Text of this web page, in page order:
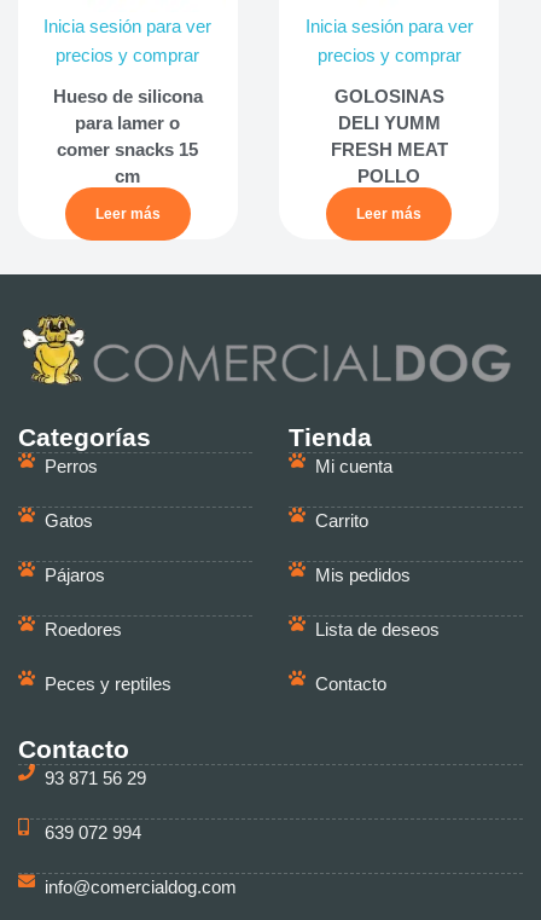
Inicia sesión para ver
precios y comprar
Hueso de silicona
para lamer o
comer snacks 15
cm
Leer más
Inicia sesión para ver
precios y comprar
GOLOSINAS
DELI YUMM
FRESH MEAT
POLLO
Leer más
Categorías
Perros
Gatos
Pájaros
Roedores
Peces y reptiles
Tienda
Mi cuenta
Carrito
Mis pedidos
Lista de deseos
Contacto
Contacto
93 871 56 29
639 072 994
info@comercialdog.com